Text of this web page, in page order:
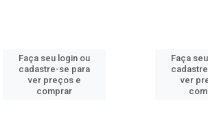
Faça seu login ou
cadastre-se para
ver preços e
comprar
Faça
ver